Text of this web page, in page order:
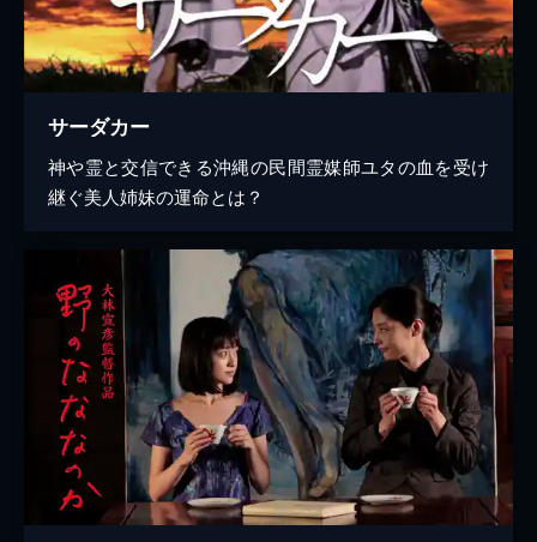
サーダカー
神や霊と交信できる沖縄の民間霊媒師ユタの血を受け
継ぐ美人姉妹の運命とは？